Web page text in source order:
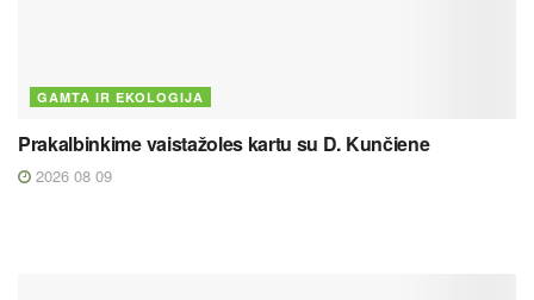
GAMTA IR EKOLOGIJA
Prakalbinkime vaistažoles kartu su D. Kunčiene
2026 08 09